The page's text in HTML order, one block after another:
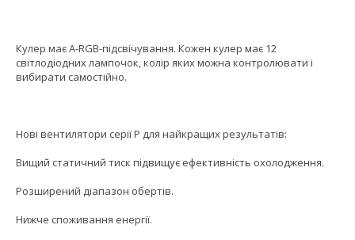
Кулер має A-RGB-підсвічування. Кожен кулер має 12
світлодіодних лампочок, колір яких можна контролювати і
вибирати самостійно.
Нові вентилятори серії P для найкращих результатів:
Вищий статичний тиск підвищує ефективність охолодження.
Розширений діапазон обертів.
Нижче споживання енергії.